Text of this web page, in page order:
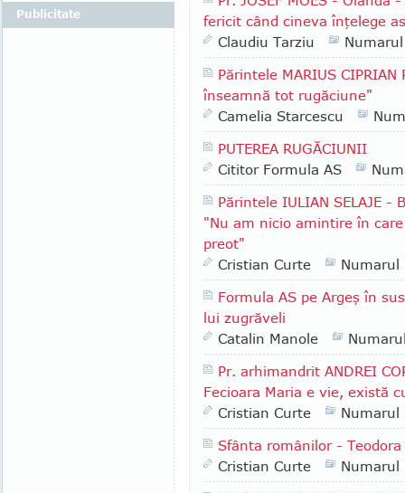
fericit când cineva înţelege
Claudiu Tarziu
Părintele MARIUS
înseamnă tot rugăciune"
Camelia Starcescu
PUTEREA RUGĂCIUNII
Cititor Formula AS
Părintele IULIAN SELAJE
"Nu am nicio amintire în
preot"
Cristian Curte
Numarul
Formula AS pe Argeş în
lui zugrăveli
Catalin Manole
Pr. arhimandrit ANDREI
Fecioara Maria e vie, există
Cristian Curte
Numarul
Sfânta românilor -
Cristian Curte
Numarul
Publicitate